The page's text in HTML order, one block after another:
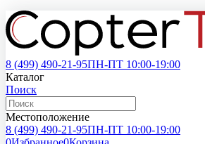
8 (499) 490-21-95ПН-ПТ 10:00-19:00
Каталог
Поиск
Местоположение
8 (499) 490-21-95ПН-ПТ 10:00-19:00